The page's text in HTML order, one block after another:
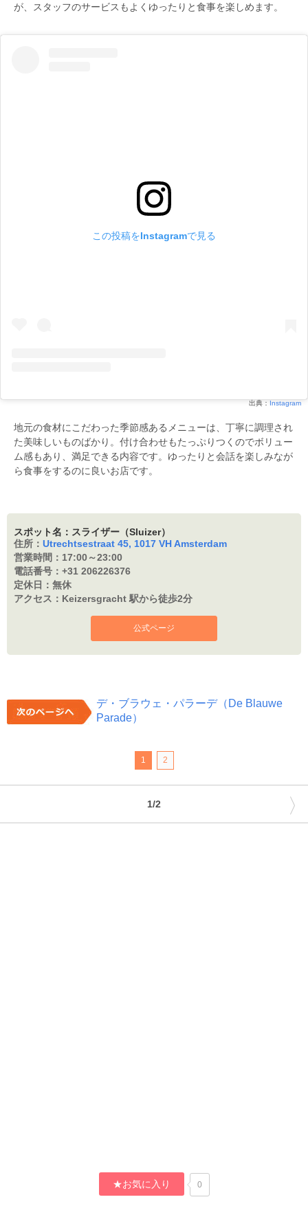
が、スタッフのサービスもよくゆったりと食事を楽しめます。
この投稿をInstagramで見る
出典： Instagram
地元の食材にこだわった季節感あるメニューは、丁寧に調理され
た美味しいものばかり。付け合わせもたっぷりつくのでボリュー
ム感もあり、満足できる内容です。ゆったりと会話を楽しみなが
ら食事をするのに良いお店です。
スポット名：スライザー（Sluizer）
住所： Utrechtsestraat 45, 1017 VH Amsterdam
営業時間： 17:00～23:00
電話番号： +31 206226376
定休日： 無休
アクセス： Keizersgracht 駅から徒歩2分
公式ページ
デ・ブラウェ・パラーデ（De Blauwe
Parade）
1 2
1/2 〉
★お気に入り 0